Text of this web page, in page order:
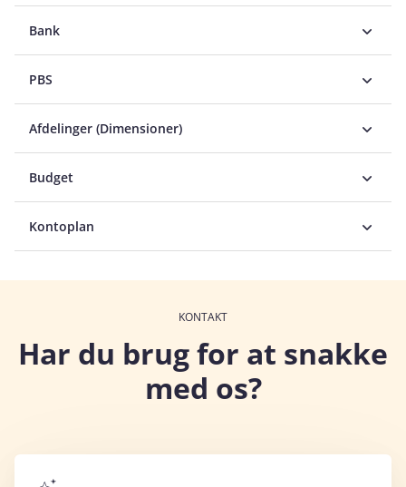
Bank
PBS
Afdelinger (Dimensioner)
Budget
Kontoplan
KONTAKT
Har du brug for at snakke
med os?